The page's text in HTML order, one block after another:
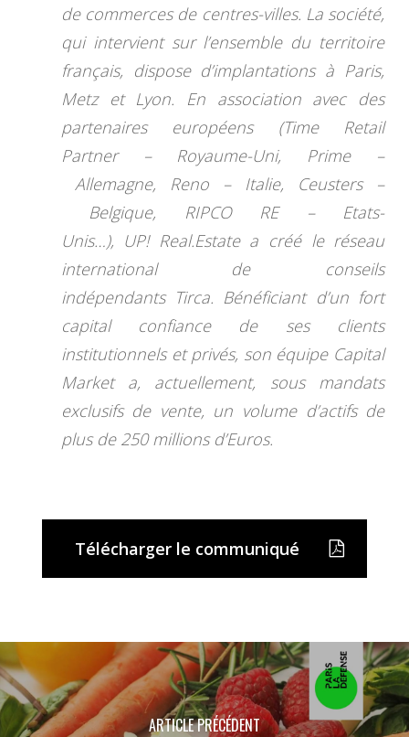
de commerces de centres-villes. La société,
qui intervient sur l’ensemble du territoire
français, dispose d’implantations à Paris,
Metz et Lyon. En association avec des
partenaires européens (Time Retail
Partner – Royaume-Uni, Prime –
Allemagne, Reno – Italie, Ceusters –
Belgique, RIPCO RE – Etats-
Unis…), UP! Real.Estate a créé le réseau
international de conseils
indépendants Tirca. Bénéficiant d’un fort
capital confiance de ses clients
institutionnels et privés, son équipe Capital
Market a, actuellement, sous mandats
exclusifs de vente, un volume d’actifs de
plus de 250 millions d’Euros.
Télécharger le communiqué
ARTICLE PRÉCÉDENT